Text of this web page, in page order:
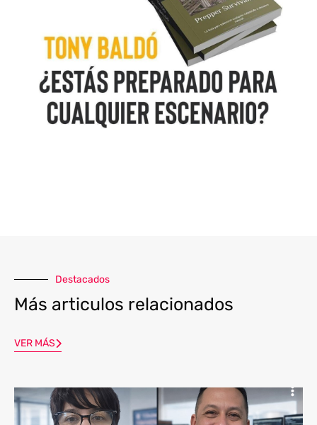
Destacados
Más articulos relacionados
VER MÁS